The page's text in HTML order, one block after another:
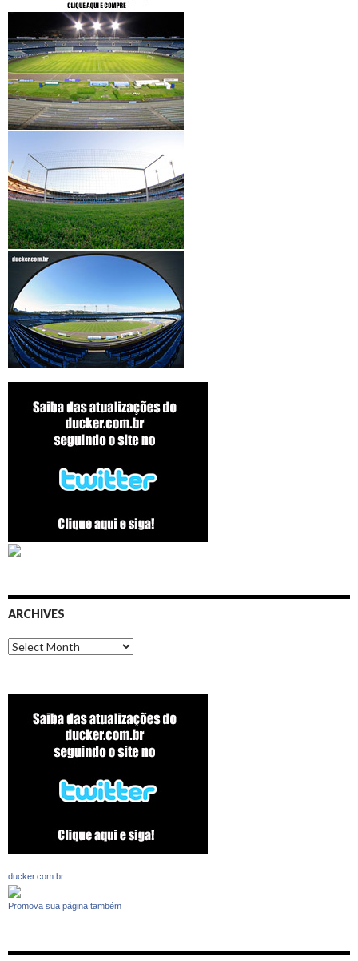
ARCHIVES
Archives
ducker.com.br
Promova sua página também